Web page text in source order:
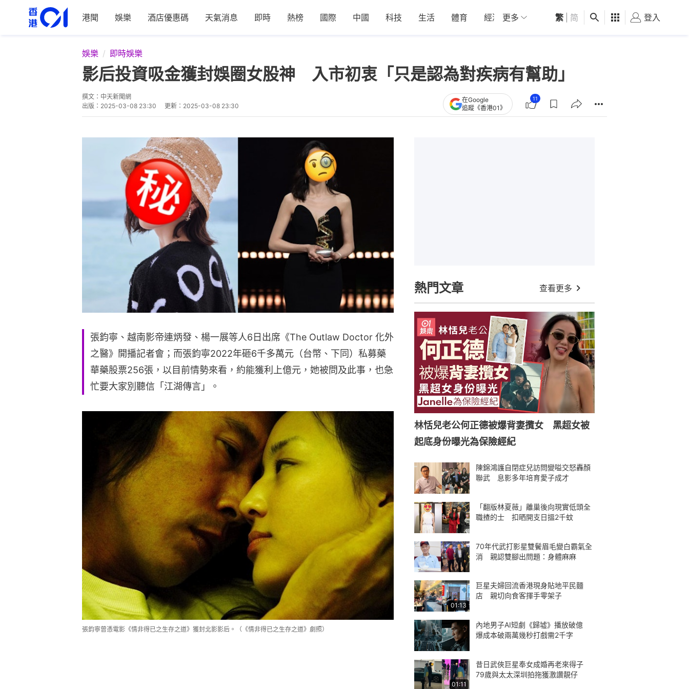
港聞 娛樂 酒店優惠碼 天氣消息 即時 熱榜 國際 中國 科技 生活 體育 經濟 01深圳 觀點 健康 好食玩飛
更多 繁 简 登入
娛樂 即時娛樂
影后投資吸金獲封娛圈女股神 入市初衷「只是認為對疾病有幫助」
撰文： 中天新聞網
出版： 2025-03-08 23:30 更新： 2025-03-08 23:30
在Google
追蹤《香港01》
11
張鈞寧、越南影帝連炳發、楊一展等人6日出席《The Outlaw Doctor 化外
之醫》開播記者會；而張鈞寧2022年砸6千多萬元（台幣、下同）私募藥
華藥股票256張，以目前情勢來看，約能獲利上億元，她被問及此事，也急
忙要大家別聽信「江湖傳言」。
張鈞寧曾憑電影《情非得已之生存之道》獲封北影影后。（《情非得已之生存之道》劇照）
熱門文章 查看更多
林恬兒老公何正德被爆背妻攬女 黑超女被
起底身份曝光為保險經紀
陳錦鴻護自閉症兒訪問變嗌交怒轟顏
聯武 息影多年培育愛子成才
「翻版林夏薇」離巢後向現實低頭全
職揸的士 扣晒開支日搵2千蚊
70年代武打影星雙鬢眉毛變白霸氣全
消 親認雙腳出問題：身體麻麻
01:13
巨星夫婦回流香港現身貼地平民麵
店 親切向食客揮手零架子
內地男子AI短劇《歸墟》播放破億
爆成本破兩萬幾秒打戲需2千字
01:11
昔日武俠巨星奉女成婚再老來得子
79歲與太太深圳拍拖獲激讚靚仔